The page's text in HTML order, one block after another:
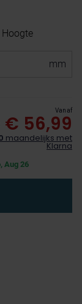
Hoogte
Vanaf
€ 56,99
maandelijks met
Klarna
Aug 26